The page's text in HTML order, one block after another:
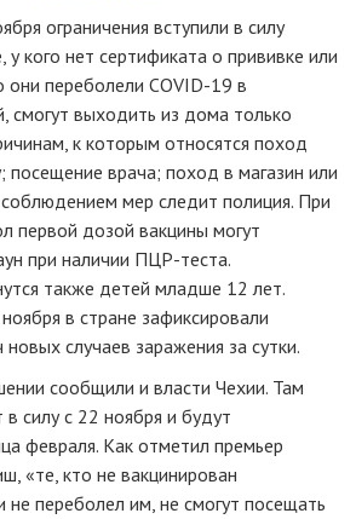
ограничения вступили в силу
у кого нет сертификата о прививке или
переболели COVID-19 в
смогут выходить из дома только
к которым относятся поход
посещение врача; поход в магазин или
соблюдением мер следит полиция. При
первой дозой вакцины могут
при наличии ПЦР-теста.
также детей младше 12 лет.
в стране зафиксировали
случаев заражения за сутки.
сообщили и власти Чехии. Там
в силу с 22 ноября и будут
февраля. Как отметил премьер
«те, кто не вакцинирован
не переболел им, не смогут посещать